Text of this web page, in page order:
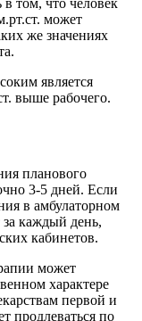
том, что человек
может
же значениях
является
выше рабочего.
планового
3-5 дней. Если
в амбулаторном
за каждый день,
кабинетов.
может
характере
первой и
продлеваться по